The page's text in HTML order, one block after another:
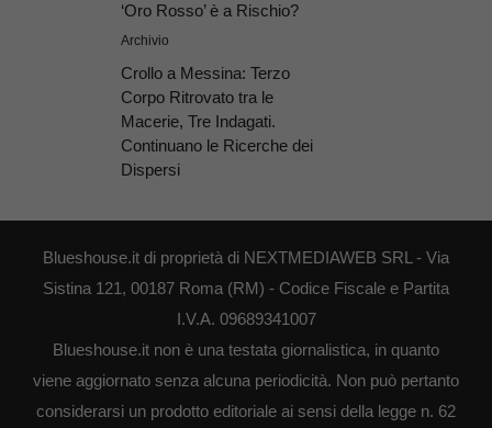
‘Oro Rosso’ è a Rischio?
Archivio
Crollo a Messina: Terzo
Corpo Ritrovato tra le
Macerie, Tre Indagati.
Continuano le Ricerche dei
Dispersi
Blueshouse.it di proprietà di NEXTMEDIAWEB SRL - Via
Sistina 121, 00187 Roma (RM) - Codice Fiscale e Partita
I.V.A. 09689341007
Blueshouse.it non è una testata giornalistica, in quanto
viene aggiornato senza alcuna periodicità. Non può pertanto
considerarsi un prodotto editoriale ai sensi della legge n. 62